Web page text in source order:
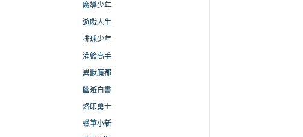
魔導少年
遊戲人生
排球少年
灌籃高手
異獸魔都
幽遊白書
烙印勇士
蠟筆小新